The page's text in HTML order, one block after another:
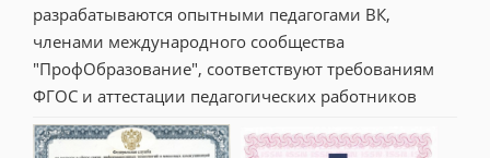
разрабатываются опытными педагогами ВК,
членами международного сообщества
"ПрофОбразование", соответствуют требованиям
ФГОС и аттестации педагогических работников